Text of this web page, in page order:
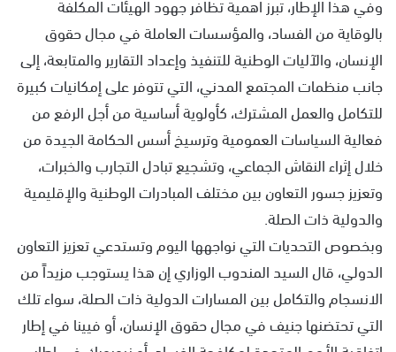
بالوقاية من الفساد، والمؤسسات العاملة في مجال حقوق
الإنسان، والآليات الوطنية للتنفيذ وإعداد التقارير والمتابعة، إلى
جانب منظمات المجتمع المدني، التي تتوفر على إمكانيات كبيرة
للتكامل والعمل المشترك، كأولوية أساسية من أجل الرفع من
فعالية السياسات العمومية وترسيخ أسس الحكامة الجيدة من
خلال إثراء النقاش الجماعي، وتشجيع تبادل التجارب والخبرات،
وتعزيز جسور التعاون بين مختلف المبادرات الوطنية والإقليمية
والدولية ذات الصلة.
وبخصوص التحديات التي نواجهها اليوم وتستدعي تعزيز التعاون
الدولي، قال السيد المندوب الوزاري إن هذا يستوجب مزيداً من
الانسجام والتكامل بين المسارات الدولية ذات الصلة، سواء تلك
التي تحتضنها جنيف في مجال حقوق الإنسان، أو فيينا في إطار